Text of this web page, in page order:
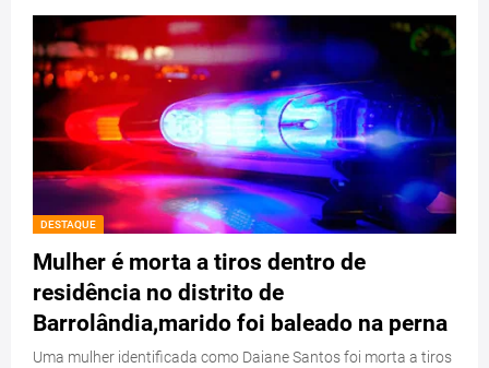
DESTAQUE
Mulher é morta a tiros dentro de
residência no distrito de
Barrolândia,marido foi baleado na perna
Uma mulher identificada como Daiane Santos foi morta a tiros